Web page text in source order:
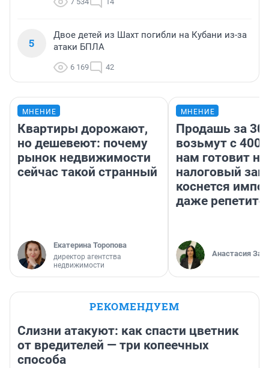
5
Двое детей из Шахт погибли на Кубани из-за
атаки БПЛА
6 169 42
МНЕНИЕ
Квартиры дорожают,
но дешевеют: почему
рынок недвижимости
сейчас такой странный
Екатерина Торопова
директор агентства
недвижимости
МНЕНИЕ
Продашь за
возьмут с
нам готовит
налоговый
коснется
даже
Анастасия
РЕКОМЕНДУЕМ
Слизни атакуют: как спасти цветник
от вредителей — три копеечных
способа